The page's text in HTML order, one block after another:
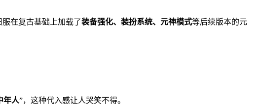
在复古基础上加载了装备强化、装扮系统、元神模式等后续版本的元
年人”，这种代入感让人哭笑不得。